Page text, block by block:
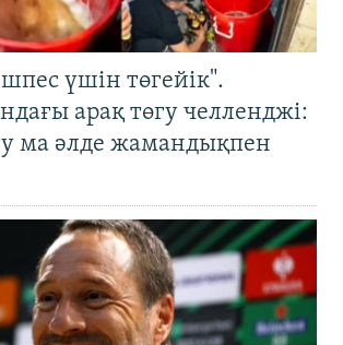
үшін төгейік".
арақ төгу челленджі:
ма әлде жамандықпен